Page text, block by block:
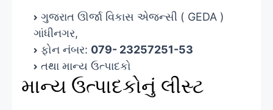
ગુજરાત ઊર્જા વિકાસ એજન્સી ( GEDA )
ગાંધીનગર,
ફોન નંબર: 079- 23257251-53
તથા માન્ય ઉત્પાદકો
માન્ય ઉત્પાદકોનું લીસ્ટ